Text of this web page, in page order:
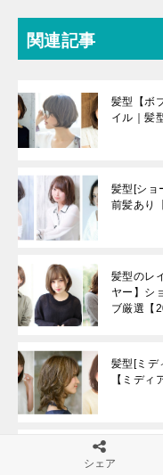
関連記事
髪型【ボ
イル｜髪
髪型[ショ
前髪あり
髪型のレ
ヤー】シ
ブ厳選【
髪型[ミデ
【ミディ
髪型ロン
｜ハーフ
シェア